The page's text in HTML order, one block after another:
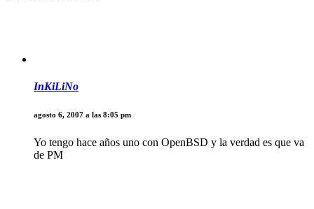
InKiLiNo
agosto 6, 2007 a las 8:05 pm
Yo tengo hace años uno con OpenBSD y la verdad es que va
de PM